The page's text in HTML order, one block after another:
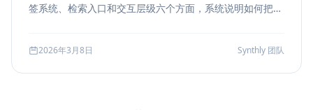
签系统、检索入口和交互层级六个方面，系统说明如何把聊
2026年3月8日 Synthly 团队